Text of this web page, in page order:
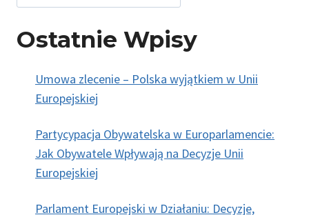
Ostatnie Wpisy
Umowa zlecenie – Polska wyjątkiem w Unii
Europejskiej
Partycypacja Obywatelska w Europarlamencie:
Jak Obywatele Wpływają na Decyzje Unii
Europejskiej
Parlament Europejski w Działaniu: Decyzje,